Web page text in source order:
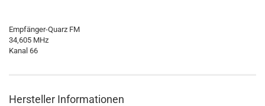
Empfänger-Quarz FM
34,605 MHz
Kanal 66
Hersteller Informationen